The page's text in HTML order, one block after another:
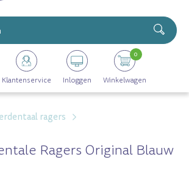
Professioneel assortiment
Altijd op voorraad
voor 16.00 uur besteld, morgen in huis
Klantenservice Inloggen Winkelwagen
0
ragers
Ragers Original Blauw